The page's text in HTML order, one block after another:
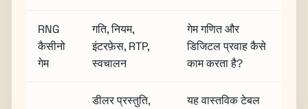
RNG
कैसीनो
गेम
गति, नियम,
इंटरफ़ेस, RTP,
स्वचालन
गेम गणित और
डिजिटल प्रवाह कैसे
काम करता है?
डीलर प्रस्तुति,
यह वास्तविक टेबल